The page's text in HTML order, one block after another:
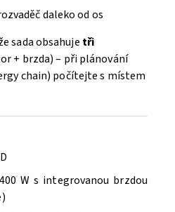
daleko od os
sada obsahuje tři
+ brzda) – při plánování
chain) počítejte s místem
W s integrovanou brzdou